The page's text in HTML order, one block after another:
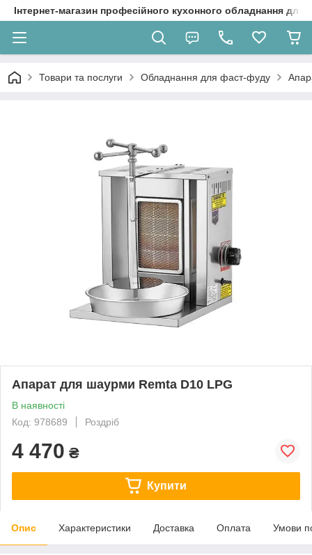
Інтернет-магазин професійного кухонного обладнання
Товари та послуги Обладнання для фаст-фуду
Апарат для шаурми Remta D10 LPG
В наявності
Код: 978689
Роздріб
4 470 ₴
Купити
Опис Характеристики Доставка Оплата Умови